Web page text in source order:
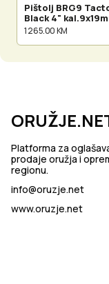
Pištolj BRG9
Black 4"
1 265.00 KM
Platforma za
prodaje oružja i
regionu.
info@oruzje.net
www.oruzje.net